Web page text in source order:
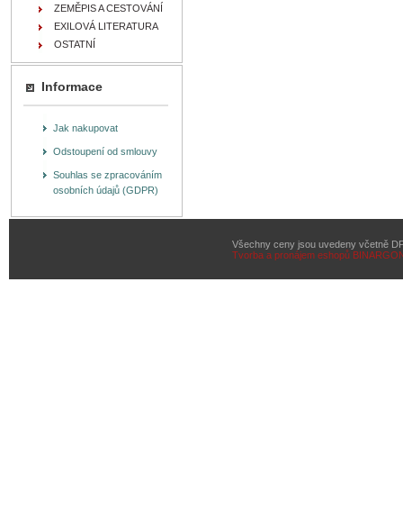
ZEMĚPIS A CESTOVÁNÍ
EXILOVÁ LITERATURA
OSTATNÍ
Informace
Jak nakupovat
Odstoupení od smlouvy
Souhlas se zpracováním
osobních údajů (GDPR)
Všechny ceny jsou uvedeny včetně
Tvorba a pronájem eshopů